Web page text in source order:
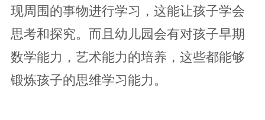
现周围的事物进行学习，这能让孩子学会
思考和探究。而且幼儿园会有对孩子早期
数学能力，艺术能力的培养，这些都能够
锻炼孩子的思维学习能力。